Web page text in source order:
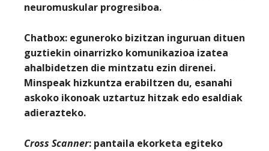
neuromuskular progresiboa.
Chatbox: eguneroko bizitzan inguruan dituen
guztiekin oinarrizko komunikazioa izatea
ahalbidetzen die mintzatu ezin direnei.
Minspeak hizkuntza erabiltzen du, esanahi
askoko ikonoak uztartuz hitzak edo esaldiak
adierazteko.
Cross Scanner: pantaila ekorketa egiteko